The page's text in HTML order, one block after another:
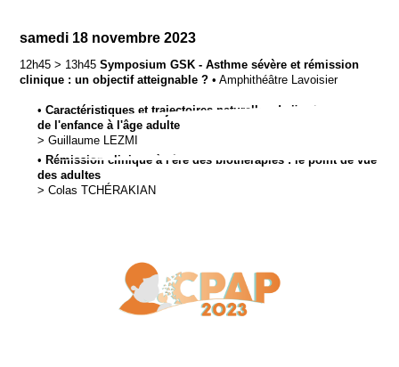
samedi 18 novembre 2023
12h45 > 13h45 Symposium GSK - Asthme sévère et rémission
clinique : un objectif atteignable ? • Amphithéâtre Lavoisier
• Caractéristiques et trajectoires naturelles de l'asthme sévère
de l'enfance à l'âge adulte
> Guillaume LEZMI
• Rémission clinique à l'ère des biothérapies : le point de vue
des adultes
> Colas TCHÉRAKIAN